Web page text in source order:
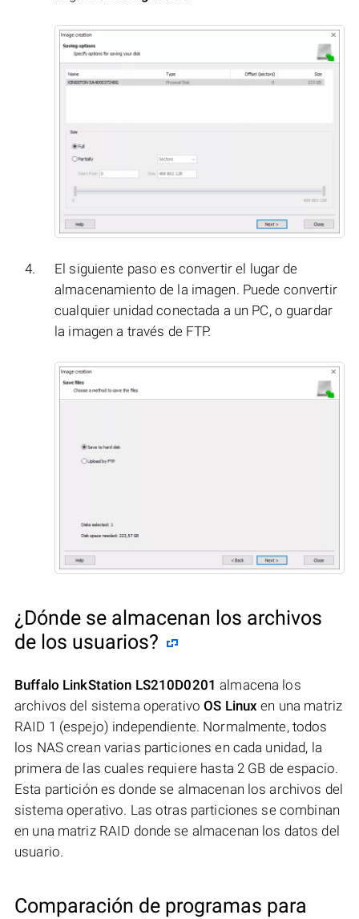
El siguiente paso es convertir el lugar de
almacenamiento de la imagen. Puede convertir
cualquier unidad conectada a un PC, o guardar
la imagen a través de FTP.
¿Dónde se almacenan los archivos
de los usuarios?
Buffalo LinkStation LS210D0201 almacena los
archivos del sistema operativoOS Linux en una matriz
RAID 1 (espejo) independiente. Normalmente, todos
los NAS crean varias particiones en cada unidad, la
primera de las cuales requiere hasta 2 GB de espacio.
Esta partición es donde se almacenan los archivos del
sistema operativo. Las otras particiones se combinan
en una matriz RAID donde se almacenan los datos del
usuario.
Comparación de programas para